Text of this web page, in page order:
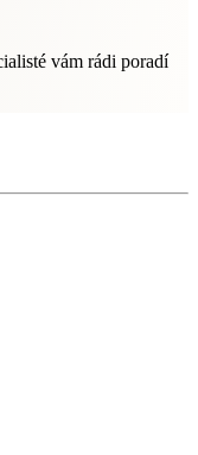
vám rádi poradí